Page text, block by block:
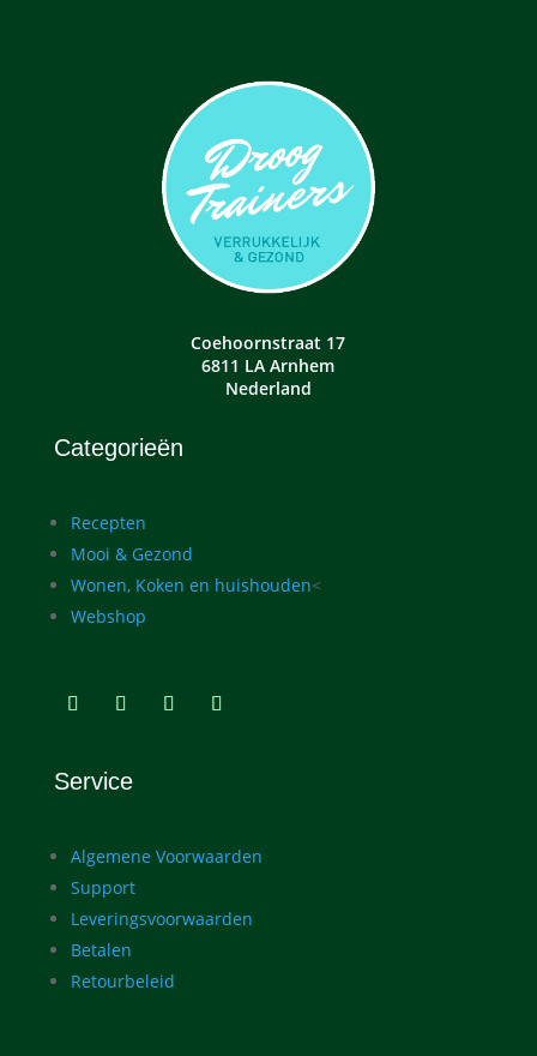
Coehoornstraat 17
6811 LA Arnhem
Nederland
Categorieën
Recepten
Mooi & Gezond
Wonen, Koken en huishouden<
Webshop
Service
Algemene Voorwaarden
Support
Leveringsvoorwaarden
Betalen
Retourbeleid